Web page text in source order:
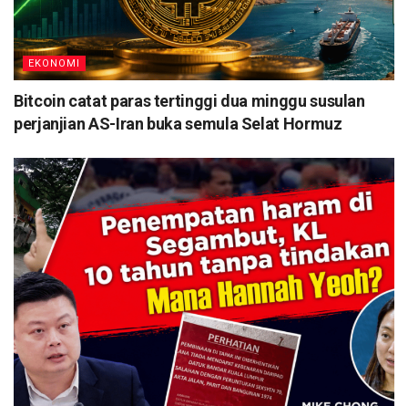
EKONOMI
Bitcoin catat paras tertinggi dua minggu susulan
perjanjian AS-Iran buka semula Selat Hormuz